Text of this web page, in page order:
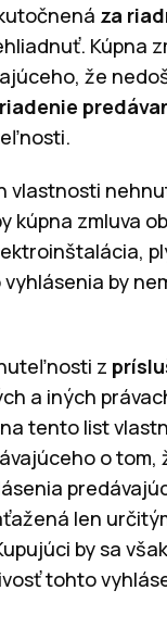
za
Kúpna
že
vlastnosti
kúpna zmluva
by
z
a iných
tento list
o
len
by sa
tohto